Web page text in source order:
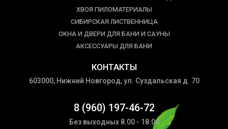
ХВОЯ ПИЛОМАТЕРИАЛЫ
СИБИРСКАЯ ЛИСТВЕННИЦА
ОКНА И ДВЕРИ ДЛЯ БАНИ И САУНЫ
АКСЕССУАРЫ ДЛЯ БАНИ
КОНТАКТЫ
603000, Нижний Новгород, ул. Суздальская д. 70
8 (960) 197-46-72
Без выходных 8.00 - 18.00